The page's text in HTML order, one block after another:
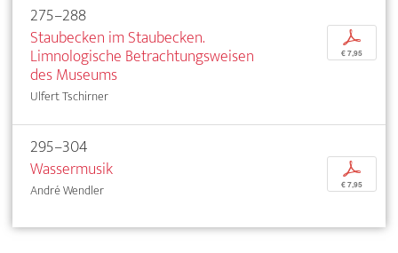
275–288
Staubecken im Staubecken.
Limnologische Betrachtungsweisen
des Museums
Ulfert Tschirner
p
€ 7,95
295–304
Wassermusik
André Wendler
p
€ 7,95